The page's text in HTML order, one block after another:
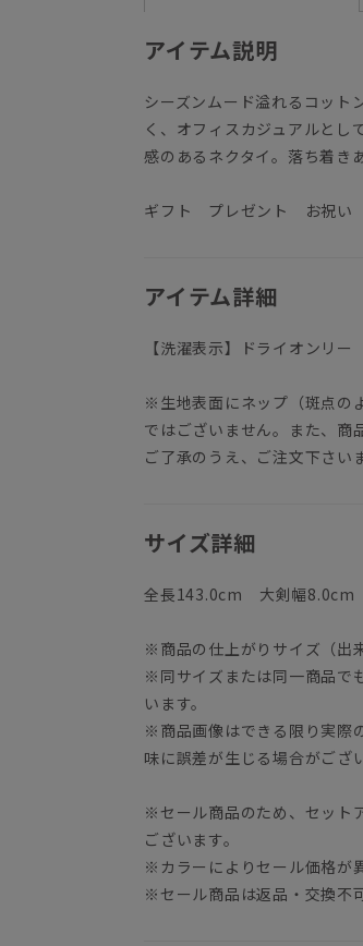
アイテム説明
シーズンムード溢れるコッ
く、オフィスカジュアルとし
感のあるネクタイ。落ち着き
ギフト プレゼント お祝
アイテム詳細
【洗濯表示】ドライオンリー
※生地表面にネップ（斑点の
ではございません。また、商
ご了承のうえ、ご注文下さい
サイズ詳細
全長143.0cm 大剣幅8.0cm
※商品の仕上がりサイズ（出
※同サイズまたは同一商品で
います。
※商品画像はできる限り実際
味に誤差が生じる場合がござ
※セール商品のため、セット
ございます。
※カラーによりセール価格が
※セール商品は返品・交換不